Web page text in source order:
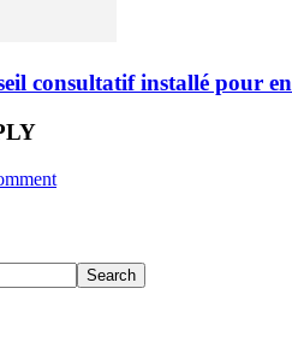
consultatif installé pour